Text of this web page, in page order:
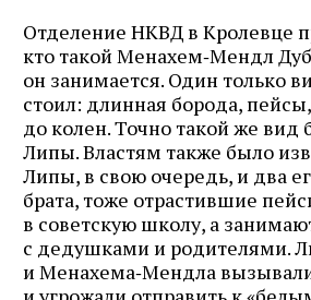
Отделение НКВД в Кролевце
кто такой Менахем‑Мендл
он занимается. Один только
стоил: длинная борода,
до колен. Точно такой же вид
Липы. Властям также было
Липы, в свою очередь, и два
брата, тоже отрастившие
в советскую школу, а
с дедушками и родителями.
и Менахема‑Мендла